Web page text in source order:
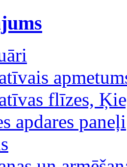
flīzes,
apdares paneļi